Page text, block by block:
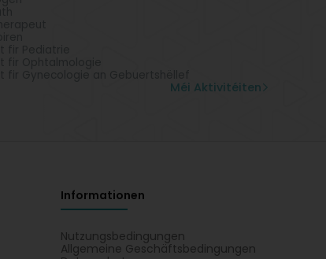
Méi Aktivitéiten
Informationen
Nutzungsbedingungen
Allgemeine Geschäftsbedingungen